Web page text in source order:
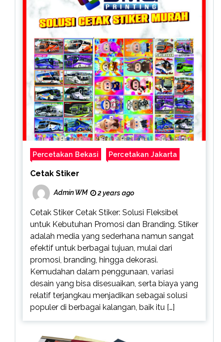
Percetakan Bekasi Percetakan Jakarta
Cetak Stiker
Admin WM 2 years ago
Cetak Stiker Cetak Stiker: Solusi Fleksibel
untuk Kebutuhan Promosi dan Branding. Stiker
adalah media yang sederhana namun sangat
efektif untuk berbagai tujuan, mulai dari
promosi, branding, hingga dekorasi.
Kemudahan dalam penggunaan, variasi
desain yang bisa disesuaikan, serta biaya yang
relatif terjangkau menjadikan sebagai solusi
populer di berbagai kalangan, baik itu […]